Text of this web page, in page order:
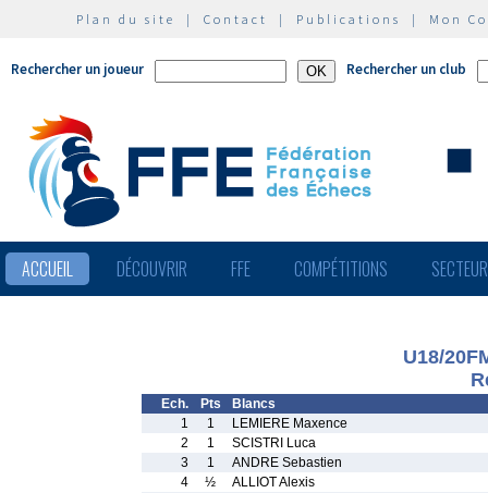
Plan du site | Contact | Publications | Mon
Rechercher un joueur Rechercher un club
ACCUEIL DÉCOUVRIR FFE COMPÉTITIONS
U18/
Ech. Pts
Blancs
1
1
LEMIERE Maxence
2
1
SCISTRI Luca
3
1
ANDRE Sebastien
4
½
ALLIOT Alexis